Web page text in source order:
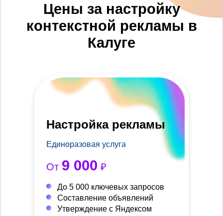
Цены за настройку
контекстной рекламы в
Калуге
Настройка рекламы
Единоразовая услуга
От 9 000 ₽
До 5 000 ключевых запросов
Составление объявлений
Утверждение с Яндексом